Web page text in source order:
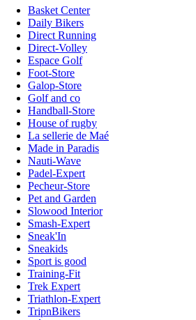
Basket Center
Daily Bikers
Direct Running
Direct-Volley
Espace Golf
Foot-Store
Galop-Store
Golf and co
Handball-Store
House of rugby
La sellerie de Maé
Made in Paradis
Nauti-Wave
Padel-Expert
Pecheur-Store
Pet and Garden
Slowood Interior
Smash-Expert
Sneak'In
Sneakids
Sport is good
Training-Fit
Trek Expert
Triathlon-Expert
TripnBikers